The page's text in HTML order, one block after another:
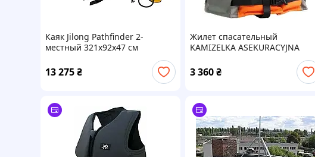
Каяк Jilong Pathfinder 2-
местный 321x92x47 см
13 275₴
Жилет спасательный
KAMIZELKA ASEKURACYJNA
KAJAKOWA XQMAX OXFORD R.XL
3 360₴